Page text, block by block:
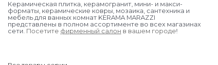
Керамическая плитка, керамогранит, мини- и макси-
форматы, керамические ковры, мозаика, сантехника и
мебель для ванных комнат KERAMA MARAZZI
представлены в полном ассортименте во всех магазинах
сети. Посетите фирменный салон в вашем городе!